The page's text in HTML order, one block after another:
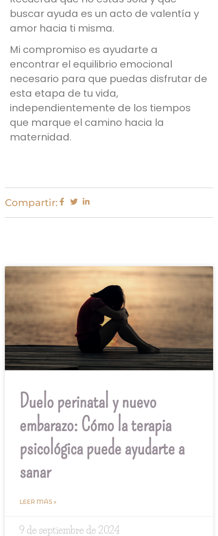
buscar ayuda es un acto de valentía y
amor hacia ti misma.
Mi compromiso es ayudarte a
encontrar el equilibrio emocional
necesario para que puedas disfrutar de
esta etapa de tu vida,
independientemente de los tiempos
que marque el camino hacia la
maternidad.
Compartir:
Duelo perinatal y nuevo
embarazo: Cómo la terapia
psicológica puede ayudarte a
sanar
LEER MÁS »
9 de septiembre de 2024